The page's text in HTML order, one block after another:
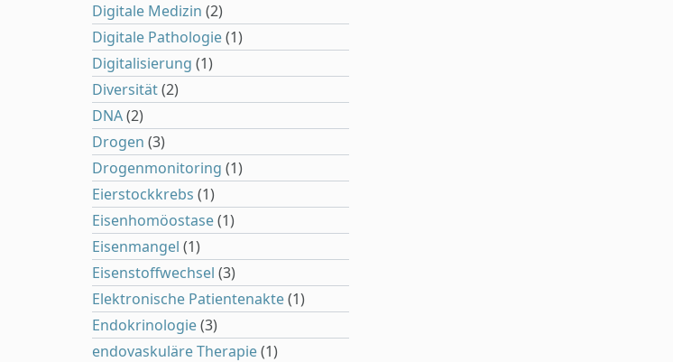
Digitale Medizin (2)
Digitale Pathologie(1)
Digitalisierung (1)
Diversität(2)
DNA(2)
Drogen (3)
Drogenmonitoring (1)
Eierstockkrebs (1)
Eisenhomöostase(1)
Eisenmangel (1)
Eisenstoffwechsel (3)
Elektronische Patientenakte(1)
Endokrinologie(3)
endovaskuläre Therapie(1)